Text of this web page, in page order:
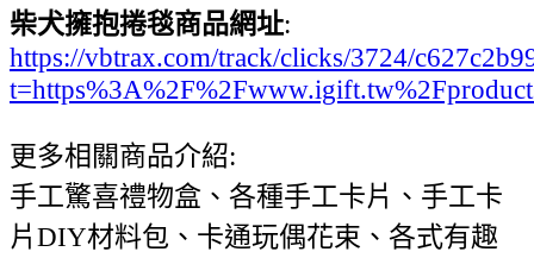
柴犬擁抱捲毯商品網址:
https://vbtrax.com/track/clicks/3724/
更多相關商品介紹:
手工驚喜禮物盒、各種手工卡片、手工卡
片DIY材料包、卡通玩偶花束、各式有趣